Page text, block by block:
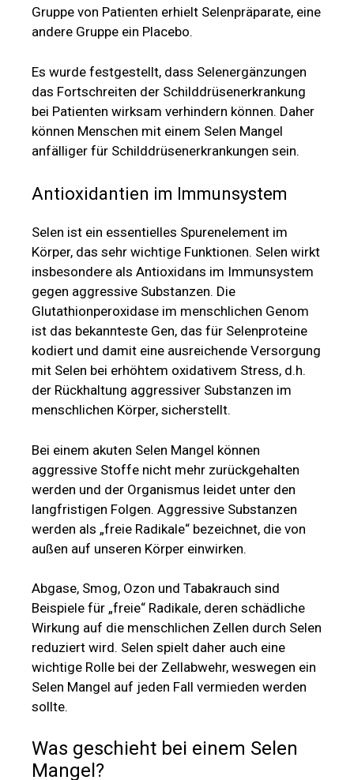
Gruppe von Patienten erhielt Selenpräparate, eine
andere Gruppe ein Placebo.
Es wurde festgestellt, dass Selenergänzungen
das Fortschreiten der Schilddrüsenerkrankung
bei Patienten wirksam verhindern können. Daher
können Menschen mit einem Selen Mangel
anfälliger für Schilddrüsenerkrankungen sein.
Antioxidantien im Immunsystem
Selen ist ein essentielles Spurenelement im
Körper, das sehr wichtige Funktionen. Selen wirkt
insbesondere als Antioxidans im Immunsystem
gegen aggressive Substanzen. Die
Glutathionperoxidase im menschlichen Genom
ist das bekannteste Gen, das für Selenproteine
kodiert und damit eine ausreichende Versorgung
mit Selen bei erhöhtem oxidativem Stress, d.h.
der Rückhaltung aggressiver Substanzen im
menschlichen Körper, sicherstellt.
Bei einem akuten Selen Mangel können
aggressive Stoffe nicht mehr zurückgehalten
werden und der Organismus leidet unter den
langfristigen Folgen. Aggressive Substanzen
werden als „freie Radikale“ bezeichnet, die von
außen auf unseren Körper einwirken.
Abgase, Smog, Ozon und Tabakrauch sind
Beispiele für „freie“ Radikale, deren schädliche
Wirkung auf die menschlichen Zellen durch Selen
reduziert wird. Selen spielt daher auch eine
wichtige Rolle bei der Zellabwehr, weswegen ein
Selen Mangel auf jeden Fall vermieden werden
sollte.
Was geschieht bei einem Selen
Mangel?